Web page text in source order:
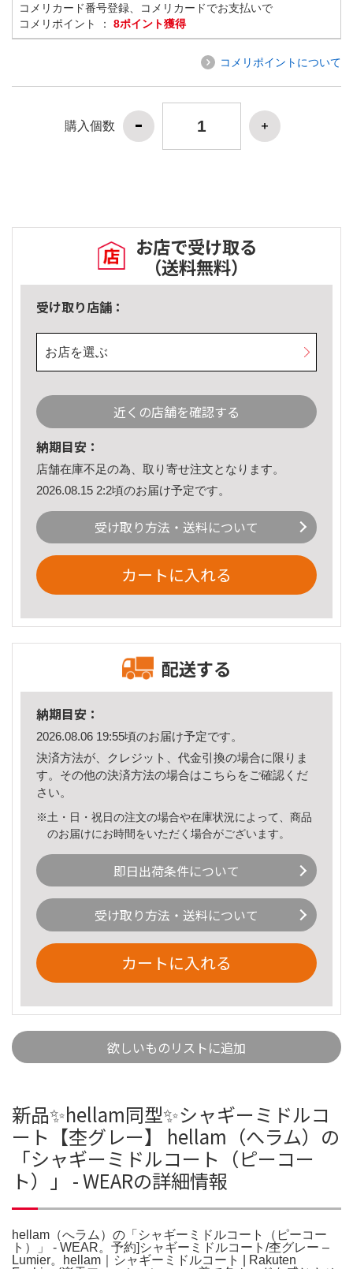
コメリカード番号登録、コメリカードでお支払いで
コメリポイント ： 8ポイント獲得
コメリポイントについて
購入個数
お店で受け取る
（送料無料）
受け取り店舗：
お店を選ぶ
近くの店舗を確認する
納期目安：
店舗在庫不足の為、取り寄せ注文となります。
2026.08.15 2:2頃のお届け予定です。
受け取り方法・送料について
カートに入れる
配送する
納期目安：
2026.08.06 19:55頃のお届け予定です。
決済方法が、クレジット、代金引換の場合に限りま
す。その他の決済方法の場合はこちら をご確認くだ
さい。
※土・日・祝日の注文の場合や在庫状況によって、商品
のお届けにお時間をいただく場合がございます。
即日出荷条件について
受け取り方法・送料について
カートに入れる
欲しいものリストに追加
新品✨hellam同型✨シャギーミドルコ
ート【杢グレー】 hellam（へラム）の
「シャギーミドルコート（ピーコー
ト）」 - WEARの詳細情報
hellam（へラム）の「シャギーミドルコート（ピーコー
ト）」 - WEAR。予約]シャギーミドルコート/杢グレー –
Lumier。hellam｜シャギーミドルコート | Rakuten